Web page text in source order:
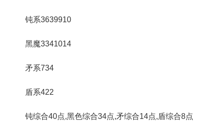
钝系3639910
黑魔3341014
矛系734
盾系422
钝综合40点,黑色综合34点,矛综合14点,盾综合8点